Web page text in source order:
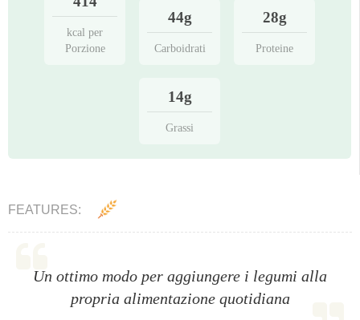
kcal per
Porzione
44g
Carboidrati
28g
Proteine
14g
Grassi
FEATURES:
Un ottimo modo per aggiungere i legumi alla
propria alimentazione quotidiana